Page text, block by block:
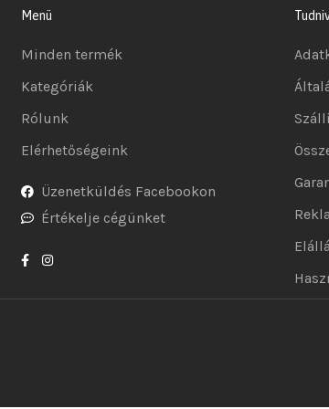
Menü
Minden termék
Kategóriák
Rólunk
Elérhetőségeink
Üzenetküldés Facebookon
Értékelje cégünket